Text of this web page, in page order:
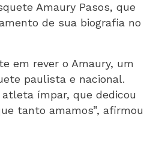
Amaury Pasos, que
de sua biografia no
em rever o Amaury, um
paulista e nacional.
ímpar, que dedicou
tanto amamos”, afirmou